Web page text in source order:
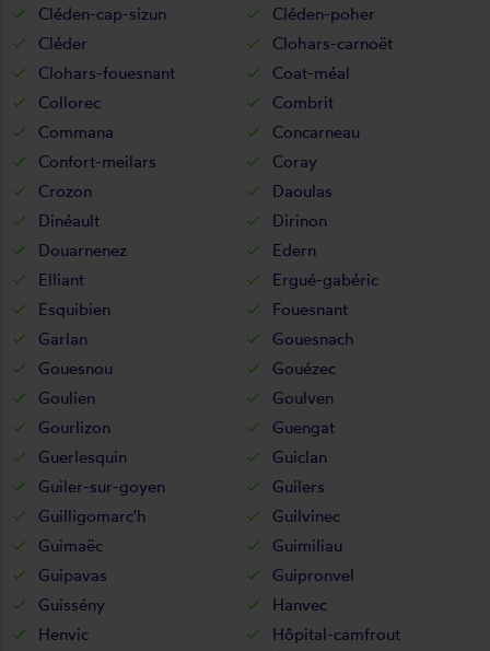
Cléden-cap-sizun
Cléden-poher
Cléder
Clohars-carnoët
Clohars-fouesnant
Coat-méal
Collorec
Combrit
Commana
Concarneau
Confort-meilars
Coray
Crozon
Daoulas
Dinéault
Dirinon
Douarnenez
Edern
Elliant
Ergué-gabéric
Esquibien
Fouesnant
Garlan
Gouesnach
Gouesnou
Gouézec
Goulien
Goulven
Gourlizon
Guengat
Guerlesquin
Guiclan
Guiler-sur-goyen
Guilers
Guilligomarc'h
Guilvinec
Guimaëc
Guimiliau
Guipavas
Guipronvel
Guissény
Hanvec
Henvic
Hôpital-camfrout